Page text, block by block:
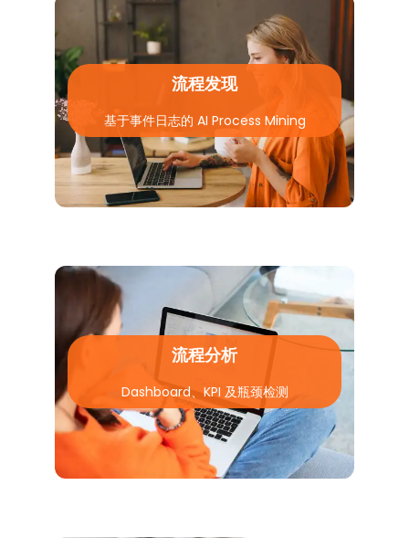
流程发现
基于事件日志的 AI Process Mining
流程分析
Dashboard、KPI 及瓶颈检测